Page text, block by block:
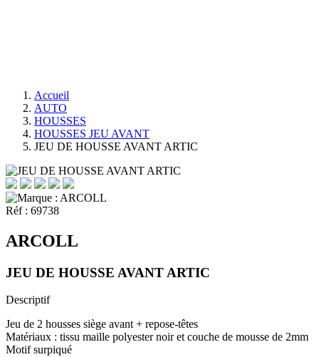
Accueil
AUTO
HOUSSES
HOUSSES JEU AVANT
JEU DE HOUSSE AVANT ARTIC
Réf : 69738
ARCOLL
JEU DE HOUSSE AVANT ARTIC
Descriptif
Jeu de 2 housses siège avant + repose-têtes
Matériaux : tissu maille polyester noir et couche de mousse de 2mm
Motif surpiqué